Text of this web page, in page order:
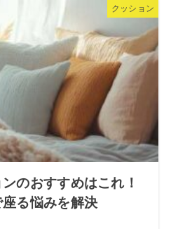
クッション
のおすすめはこれ！
る悩みを解決